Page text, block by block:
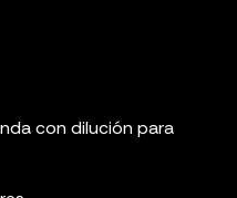
con dilución para